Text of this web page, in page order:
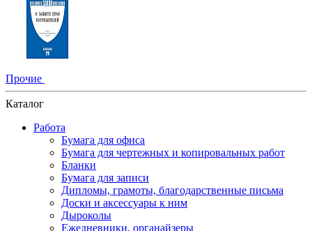
Прочие
Каталог
Работа
Бумага для офиса
Бумага для чертежных и копировальных работ
Бланки
Бумага для записи
Дипломы, грамоты, благодарственные письма
Доски и аксессуары к ним
Дыроколы
Ежедневники, органайзеры